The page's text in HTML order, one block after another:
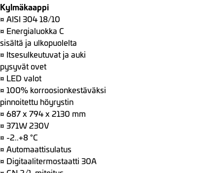
Kylmäkaappi
¤ AISI 304 18/10
¤ Energialuokka C
sisältä ja ulkopuolelta
¤ Itsesulkeutuvat ja auki
pysyvät ovet
¤ LED valot
¤ 100% korroosionkestäväksi
pinnoitettu höyrystin
¤ 687 x 794 x 2130 mm
¤ 371W 230V
¤ -2..+8 °C
¤ Automaattisulatus
¤ Digitaalitermostaatti 30A